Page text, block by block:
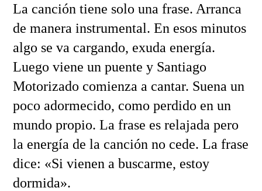
La canción tiene solo una frase. Arranca
de manera instrumental. En esos minutos
algo se va cargando, exuda energía.
Luego viene un puente y Santiago
Motorizado comienza a cantar. Suena un
poco adormecido, como perdido en un
mundo propio. La frase es relajada pero
la energía de la canción no cede. La frase
dice: «Si vienen a buscarme, estoy
dormida».